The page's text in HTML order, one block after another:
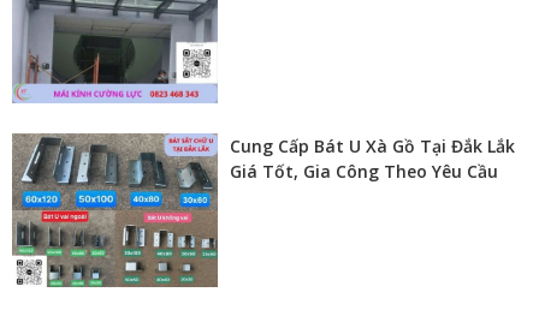
Cung Cấp Bát U Xà Gồ Tại Đắk Lắk
Giá Tốt, Gia Công Theo Yêu Cầu